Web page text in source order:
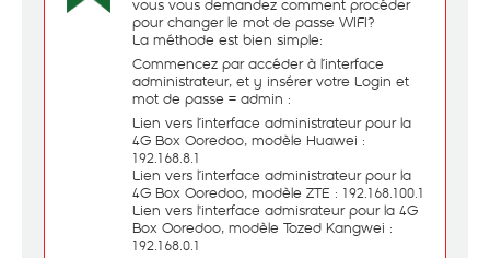
vous vous demandez comment procéder
pour changer le mot de passe WIFI?
La méthode est bien simple:
Commencez par accéder à l’interface
administrateur, et y insérer votre Login et
mot de passe = admin :
Lien vers l’interface administrateur pour la
4G Box Ooredoo, modèle Huawei :
192.168.8.1
Lien vers l’interface administrateur pour la
4G Box Ooredoo, modèle ZTE : 192.168.100.1
Lien vers l'interface admisrateur pour la 4G
Box Ooredoo, modèle Tozed Kangwei :
192.168.0.1